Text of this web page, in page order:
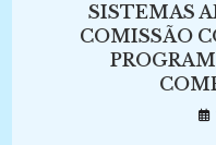
SISTEMAS
COMISSÃO